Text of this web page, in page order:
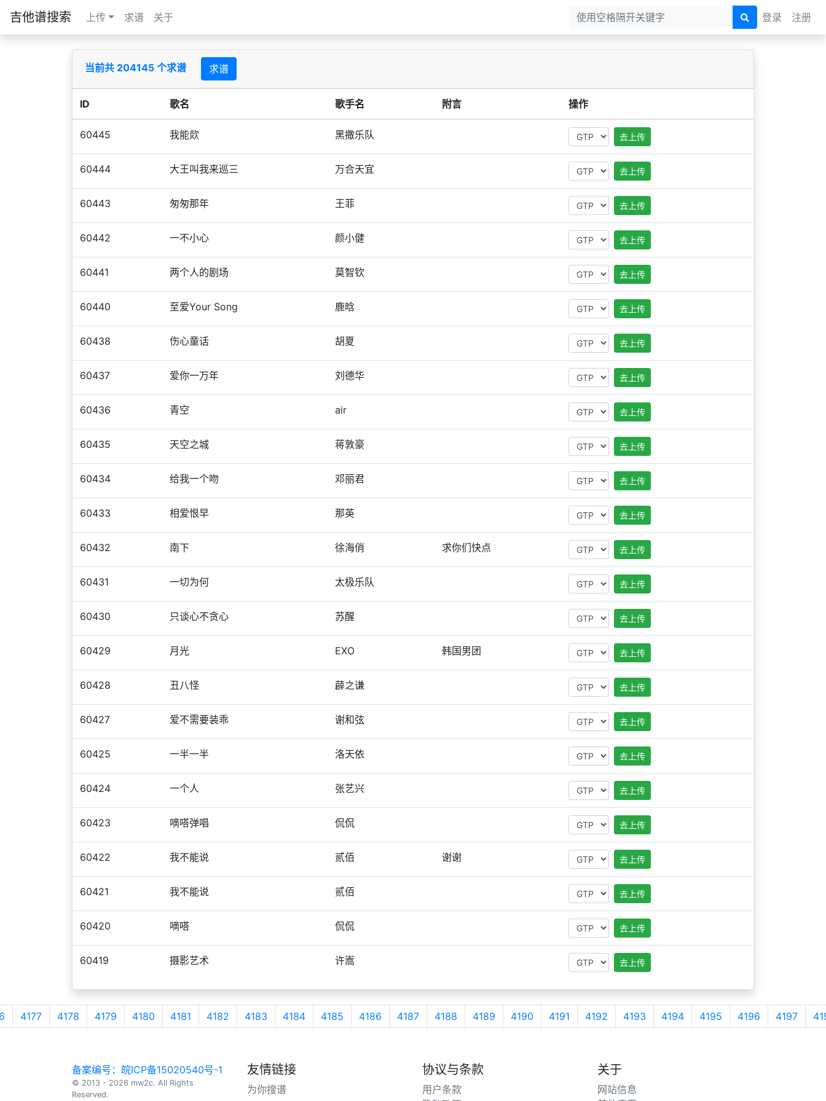
吉他谱搜索 上传 求谱 关于 登录 注册
当前共 204145 个求谱 求谱
ID 歌名 歌手名 附言 操作
60445 我能欻 黑撒乐队 去上传
60444 大王叫我来巡三 万合天宜 去上传
60443 匆匆那年 王菲 去上传
60442 一不小心 颜小健 去上传
60441 两个人的剧场 莫智钦 去上传
60440 至爱Your Song 鹿晗 去上传
60438 伤心童话 胡夏 去上传
60437 爱你一万年 刘德华 去上传
60436 青空 air 去上传
60435 天空之城 蒋敦豪 去上传
60434 给我一个吻 邓丽君 去上传
60433 相爱恨早 那英 去上传
60432 南下 徐海俏 求你们快点 去上传
60431 一切为何 太极乐队 去上传
60430 只谈心不贪心 苏醒 去上传
60429 月光 EXO 韩国男团 去上传
60428 丑八怪 薜之谦 去上传
60427 爱不需要装乖 谢和弦 去上传
60425 一半一半 洛天依 去上传
60424 一个人 张艺兴 去上传
60423 嘀嗒弹唱 侃侃 去上传
60422 我不能说 贰佰 谢谢 去上传
60421 我不能说 贰佰 去上传
60420 嘀嗒 侃侃 去上传
60419 摄影艺术 许嵩 去上传
4177 4178 4179 4180 4181 4182 4183 4184 4185 4186 4187 4188 4189 4190 4191 4192 4193 4194 4195 4196 4197
备案编号：皖ICP备15020540号-1
© 2013 - 2026 mw2c. All Rights
Reserved.
友情链接
为你搜谱
协议与条款
用户条款
关于
网站信息